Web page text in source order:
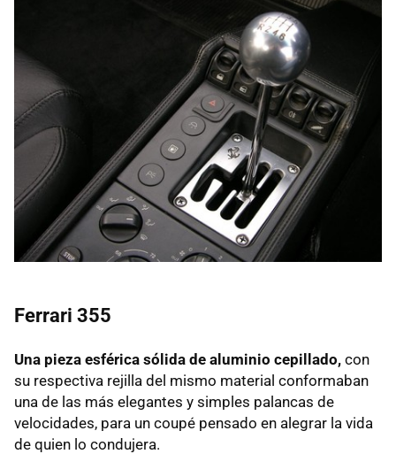
Ferrari 355
Una pieza esférica sólida de aluminio cepillado, con
su respectiva rejilla del mismo material conformaban
una de las más elegantes y simples palancas de
velocidades, para un coupé pensado en alegrar la vida
de quien lo condujera.